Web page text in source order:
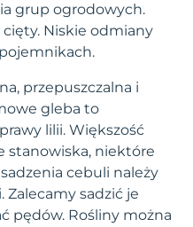
grup ogrodowych.
cięty. Niskie odmiany
przepuszczalna i
gleba to
lilii. Większość
stanowiska, niektóre
cebuli należy
Zalecamy sadzić je
pędów. Rośliny można